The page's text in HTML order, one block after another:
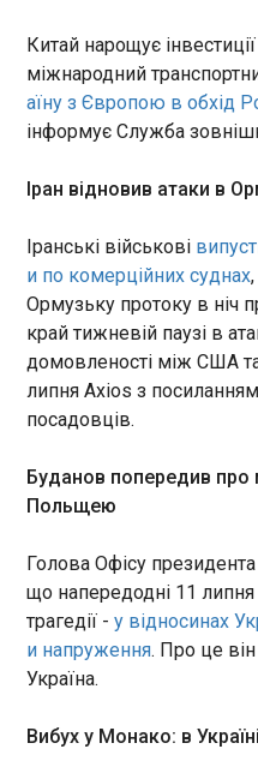
В Києві пролунали
05:34:26
Повторні вибухи
липня. Про це
адміністрація (КМДА).
терміново
захисту", -
ЧИТАТЬ
Нетаньягу закликав
Туреччині
05:32:21
35. Як
до
ЧИТАТЬ
Румунія просить
Китай нарощує
міжнародний
аїну з Європою в обхід
інформує Служба
Іран відновив атаки в
Іранські військові
и по комерційних суднах
Ормузьку протоку в ніч
край тижневій паузі в
домовленості між США
липня Axios з
посадовців.
Буданов попередив
Польщею
Голова Офісу
що напередодні 11 липня
трагедії -у відносинах
и напруження. Про це
Україна.
Вибух у Монако: в